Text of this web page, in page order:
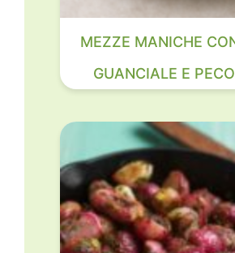
MEZZE MANICHE
GUANCIALE E